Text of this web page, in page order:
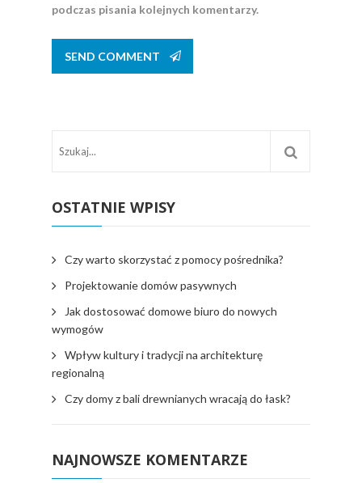
podczas pisania kolejnych komentarzy.
OSTATNIE WPISY
Czy warto skorzystać z pomocy pośrednika?
Projektowanie domów pasywnych
Jak dostosować domowe biuro do nowych
wymogów
Wpływ kultury i tradycji na architekturę
regionalną
Czy domy z bali drewnianych wracają do łask?
NAJNOWSZE KOMENTARZE